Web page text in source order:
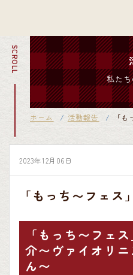
SCROLL
私た
ホーム 活動報告 「
2023年12月06日
「もっち〜フェ
「もっち〜フェ
介〜ヴァイオリ
ん〜